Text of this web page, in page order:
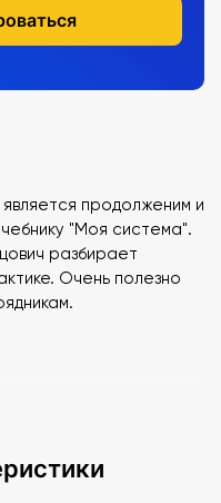
продолженим и
"Моя система".
разбирает
Очень полезно